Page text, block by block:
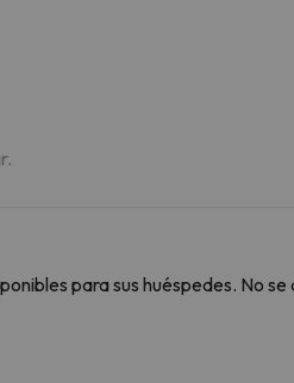
para sus huéspedes. No